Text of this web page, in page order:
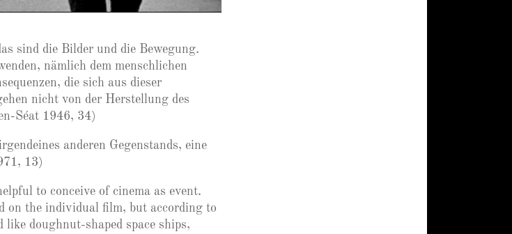
sind die Bilder und die Bewegung.
nämlich dem menschlichen
die sich aus dieser
nicht von der Herstellung des
Séat 1946, 34)
anderen Gegenstands, eine
13)
to conceive of cinema as event.
on the individual film, but according to
doughnut-shaped space ships,